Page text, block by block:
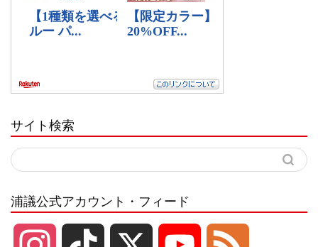
サイト検索
浦議公式アカウント・フィード